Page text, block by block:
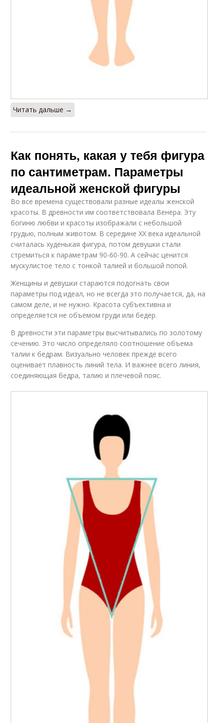
Читать дальше →
Как понять, какая у тебя фигура
по сантиметрам. Параметры
идеальной женской фигуры
Во все времена существовали разные идеалы женской
красоты. В древности им соответствовала Венера. Эту
богиню любви и красоты изображали с небольшой
грудью, полным животом. В середине XX века идеальной
считалась худенькая фигура, потом девушки стали
стремиться к параметрам 90-60-90. А сейчас ценится
мускулистое тело с тонкой талией и большой попой.
Женщины и девушки стараются подогнать свои
параметры под идеал, но не всегда это получается, да, на
самом деле, и не нужно. Красота субъективна и
определяется не объемом груди или бедер.
В древности эти параметры высчитывались по золотому
сечению. Это число определяло соотношение объема
талии к бедрам. Визуально человек прежде всего
оценивает плавность линий тела. И важнее всего линия,
соединяющая бедра, талию и плечевой пояс.